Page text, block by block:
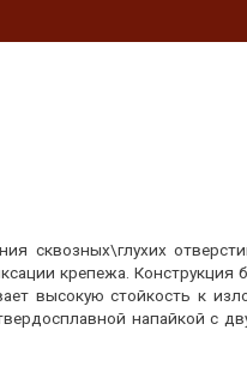
сквозных\глухих
крепежа. Конструкция
высокую стойкость к
напайкой с